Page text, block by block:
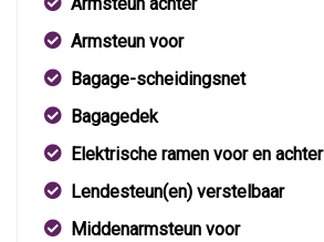
Armsteun voor
Bagage-scheidingsnet
Bagagedek
Elektrische ramen voor en achter
Lendesteun(en) verstelbaar
Middenarmsteun voor